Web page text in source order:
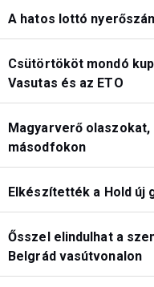
A hatos lottó
Csütörtököt mondó
Vasutas és az ETO
Magyarverő
másodfokon
Elkészítették a Hold új
Ősszel elindulhat a
Belgrád vasútvonalon